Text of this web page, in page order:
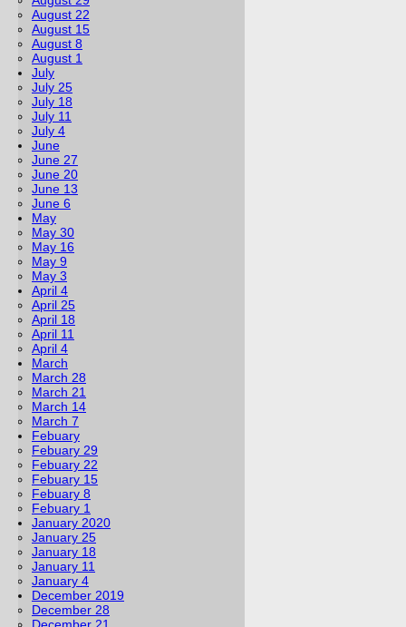
August 22
August 15
August 8
August 1
July
July 25
July 18
July 11
July 4
June
June 27
June 20
June 13
June 6
May
May 30
May 16
May 9
May 3
April 4
April 25
April 18
April 11
April 4
March
March 28
March 21
March 14
March 7
Febuary
Febuary 29
Febuary 22
Febuary 15
Febuary 8
Febuary 1
January 2020
January 25
January 18
January 11
January 4
December 2019
December 28